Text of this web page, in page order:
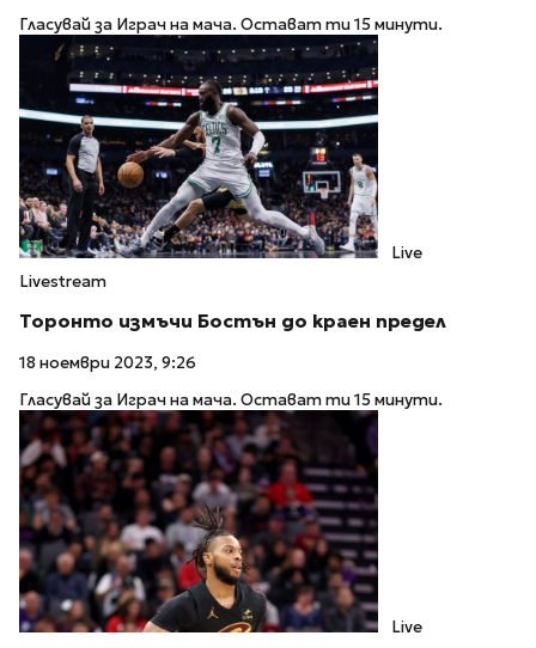
Гласувай за Играч на мача. Остават ти 15 минути.
Live
Livestream
Торонто измъчи Бостън до краен предел
18 ноември 2023, 9:26
Гласувай за Играч на мача. Остават ти 15 минути.
Live